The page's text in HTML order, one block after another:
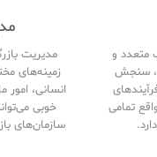
متعدد و
سنجش
تمامی
مدیریت
زمینه‌های
انسانی، امور
خوبی
سازمان‌های